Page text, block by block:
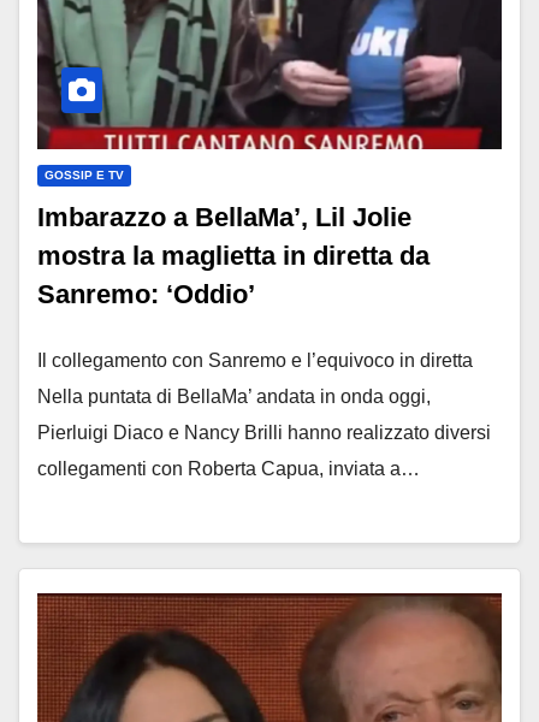
GOSSIP E TV
Imbarazzo a BellaMa’, Lil Jolie
mostra la maglietta in diretta da
Sanremo: ‘Oddio’
Il collegamento con Sanremo e l’equivoco in diretta
Nella puntata di BellaMa’ andata in onda oggi,
Pierluigi Diaco e Nancy Brilli hanno realizzato diversi
collegamenti con Roberta Capua, inviata a…